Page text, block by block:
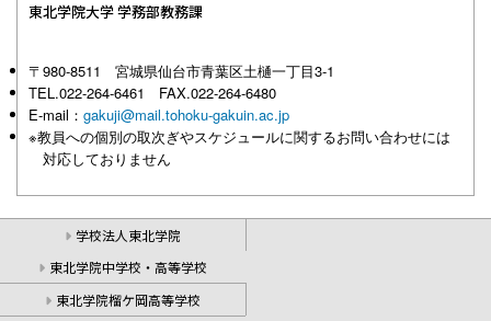
東北学院大学 学務部教務課
〒980-8511 宮城県仙台市青葉区土樋一丁目3-1
TEL.022-264-6461 FAX.022-264-6480
E-mail： gakuji@mail.tohoku-gakuin.ac.jp
※教員への個別の取次ぎやスケジュールに関するお問い合わせには
対応しておりません
学校法人東北学院
東北学院中学校・高等学校
東北学院榴ケ岡高等学校